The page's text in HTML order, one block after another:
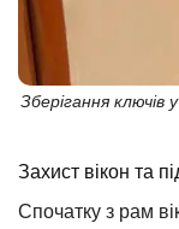
Зберігання ключів
Захист вікон та
Спочатку з рам